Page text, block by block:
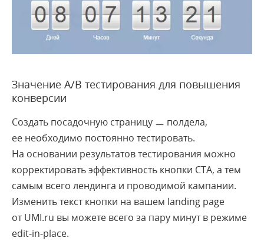
Значение A/B тестирования для повышения
конверсии
Создать посадочную страницу ㅡ полдела,
ее необходимо постоянно тестировать.
На основании результатов тестирования можно
корректировать эффективность кнопки СТА, а тем
самым всего лендинга и проводимой кампании.
Изменить текст кнопки на вашем landing page
от UMI.ru вы можете всего за пару минут в режиме
edit-in-place.